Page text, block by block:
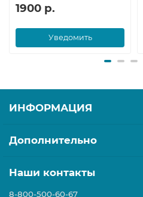
1900 р.
Уведомить
ИНФОРМАЦИЯ
Дополнительно
Наши контакты
8-800-500-60-67